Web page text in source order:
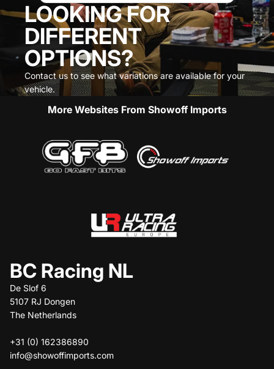
LOOKING FOR
DIFFERENT
OPTIONS?
Contact us to see what variations are available for your
vehicle.
More Websites From Showoff Imports
BC Racing NL
De Slof 6
5107 RJ Dongen
The Netherlands
+31 (0) 162386890
info@showoffimports.com